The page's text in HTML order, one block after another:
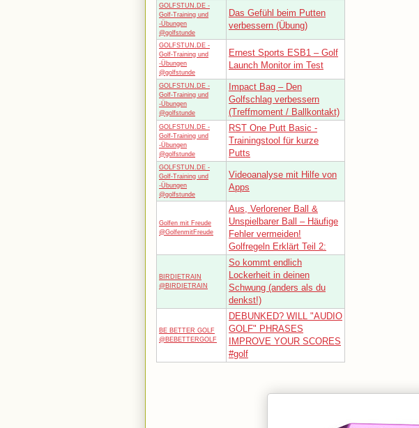
GOLFSTUN.DE -
Golf-Training und
-Übungen
@golfstunde
Das Gefühl beim Putten
verbessern (Übung)
GOLFSTUN.DE -
Golf-Training und
-Übungen
@golfstunde
Ernest Sports ESB1 – Golf
Launch Monitor im Test
GOLFSTUN.DE -
Golf-Training und
-Übungen
@golfstunde
Impact Bag – Den
Golfschlag verbessern
(Treffmoment / Ballkontakt)
GOLFSTUN.DE -
Golf-Training und
-Übungen
@golfstunde
RST One Putt Basic -
Trainingstool für kurze
Putts
GOLFSTUN.DE -
Golf-Training und
-Übungen
@golfstunde
Videoanalyse mit Hilfe von
Apps
Golfen mit Freude
@GolfenmitFreude
Aus, Verlorener Ball &
Unspielbarer Ball – Häufige
Fehler vermeiden!
Golfregeln Erklärt Teil 2:
BIRDIETRAIN
@BIRDIETRAIN
So kommt endlich
Lockerheit in deinen
Schwung (anders als du
denkst!)
BE BETTER GOLF
@BEBETTERGOLF
DEBUNKED? WILL "AUDIO
GOLF" PHRASES
IMPROVE YOUR SCORES
#golf